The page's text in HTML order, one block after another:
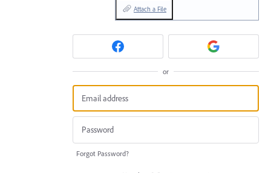
Attach a File
or
Forgot Password?